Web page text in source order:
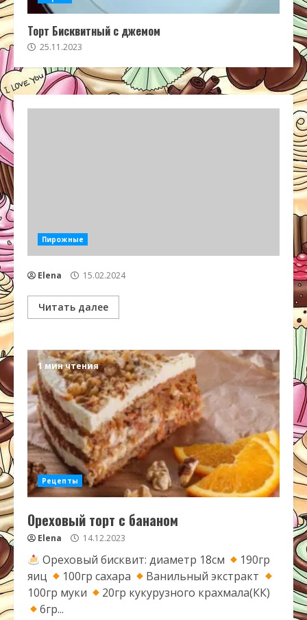
Торт Бисквитный с джемом
25.11.2023
Пирожные
Elena 15.02.2024
Читать далее
1 мин чтения
Рецепты
Ореховый торт с бананом
Elena 14.12.2023
Ореховый бисквит: диаметр 18см
190гр
яиц
100гр сахара
Ванильный экстракт
100гр муки
20гр кукурузного крахмала(КК)
6гр...